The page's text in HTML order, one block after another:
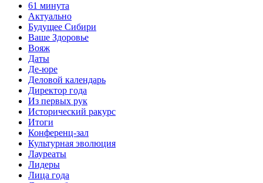
61 минута
Актуально
Будущее Сибири
Ваше Здоровье
Вояж
Даты
Де-юре
Деловой календарь
Директор года
Из первых рук
Исторический ракурс
Итоги
Конференц-зал
Культурная эволюция
Лауреаты
Лидеры
Лица года